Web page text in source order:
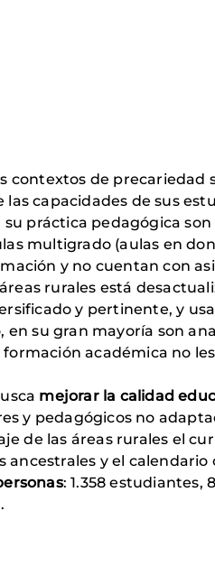
contextos de precariedad
capacidades de sus
práctica pedagógica
multigrado (aulas en
y no cuentan con
rurales está
y pertinente, y
su gran mayoría son
formación académica no
mejorar la calidad
y pedagógicos no
de las áreas rurales el
ancestrales y el
: 1.358 estudiantes,